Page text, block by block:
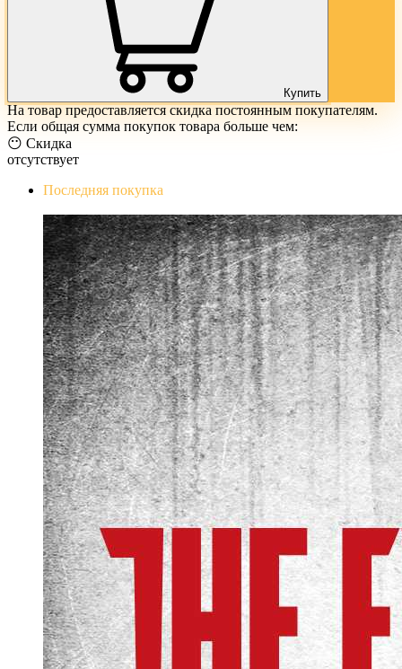
Купить
На товар предоставляется скидка постоянным покупателям.
Если общая сумма покупок товара больше чем:
😶 Скидка
отсутствует
Последняя покупка